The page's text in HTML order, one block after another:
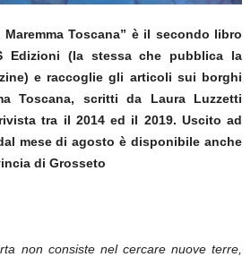
Toscana” è il secondo libro
Edizioni (la stessa che pubblica la
e raccoglie gli articoli sui borghi
Toscana, scritti da Laura Luzzetti
tra il 2014 ed il 2019. Uscito ad
mese di agosto è disponibile anche
di Grosseto
non consiste nel cercare nuove terre,